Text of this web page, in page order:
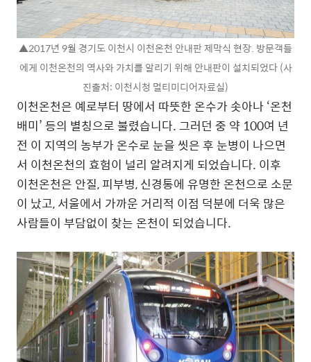
▲2017년 9월 경기도 이천시 이천온천 안내판 제막식 현장. 방문객들
에게 이천온천의 역사와 가치를 알리기 위해 안내판이 설치되었다 (사
진출처: 이천시청 멀티미디어자료실)
이천온천은 예로부터 땅에서 따뜻한 온수가 솟아나 ‘온천
배미’ 등의 별칭으로 불렸습니다. 그러던 중 약 100여 년
전 이 지역의 농부가 온수로 눈을 씻은 후 눈병이 나으면
서 이천온천의 효험이 널리 알려지게 되었습니다. 이후
이천온천은 안질, 피부병, 신경통에 유명한 온천으로 소문
이 났고, 서울에서 가까운 거리적 이점 덕분에 더욱 많은
사람들이 부담없이 찾는 온천이 되었습니다.